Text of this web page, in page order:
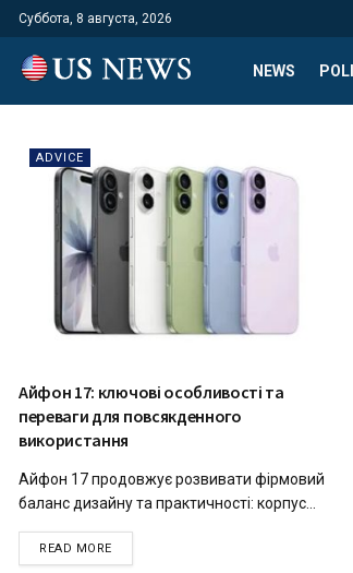
Суббота, 8 августа, 2026
NEWS
ADVICE
Айфон 17: ключові особливості та
переваги для повсякденного
використання
Айфон 17 продовжує розвивати фірмовий
баланс дизайну та практичності: корпус...
READ MORE